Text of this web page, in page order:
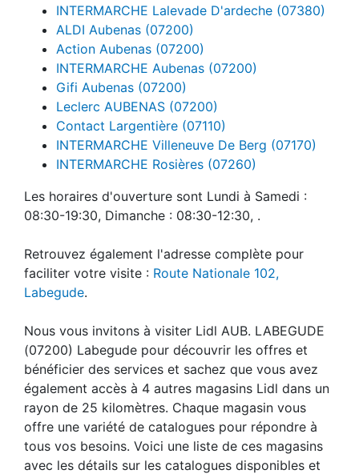
INTERMARCHE Lalevade D'ardeche (07380)
ALDI Aubenas (07200)
Action Aubenas (07200)
INTERMARCHE Aubenas (07200)
Gifi Aubenas (07200)
Leclerc AUBENAS (07200)
Contact Largentière (07110)
INTERMARCHE Villeneuve De Berg (07170)
INTERMARCHE Rosières (07260)
Les horaires d'ouverture sont Lundi à Samedi :
08:30-19:30, Dimanche : 08:30-12:30, .
Retrouvez également l'adresse complète pour
faciliter votre visite : Route Nationale 102,
Labegude.
Nous vous invitons à visiter Lidl AUB. LABEGUDE
(07200) Labegude pour découvrir les offres et
bénéficier des services et sachez que vous avez
également accès à 4 autres magasins Lidl dans un
rayon de 25 kilomètres. Chaque magasin vous
offre une variété de catalogues pour répondre à
tous vos besoins. Voici une liste de ces magasins
avec les détails sur les catalogues disponibles et